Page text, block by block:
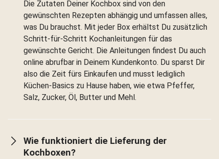
Die Zutaten Deiner Kochbox sind von den
gewünschten Rezepten abhängig und umfassen alles,
was Du brauchst. Mit jeder Box erhältst Du zusätzlich
Schritt-für-Schritt Kochanleitungen für das
gewünschte Gericht. Die Anleitungen findest Du auch
online abrufbar in Deinem Kundenkonto. Du sparst Dir
also die Zeit fürs Einkaufen und musst lediglich
Küchen-Basics zu Hause haben, wie etwa Pfeffer,
Salz, Zucker, Öl, Butter und Mehl.
Wie funktioniert die Lieferung der
Kochboxen?